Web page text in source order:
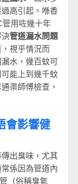
高引起。喺香
用咗幾十年
決管道漏水問題
視乎情況而
水，幾百蚊可
能上到幾千蚊
渠師傅檢查，
會影響健
出臭味，尤其
常係因為管道內
（俗稱臭氣